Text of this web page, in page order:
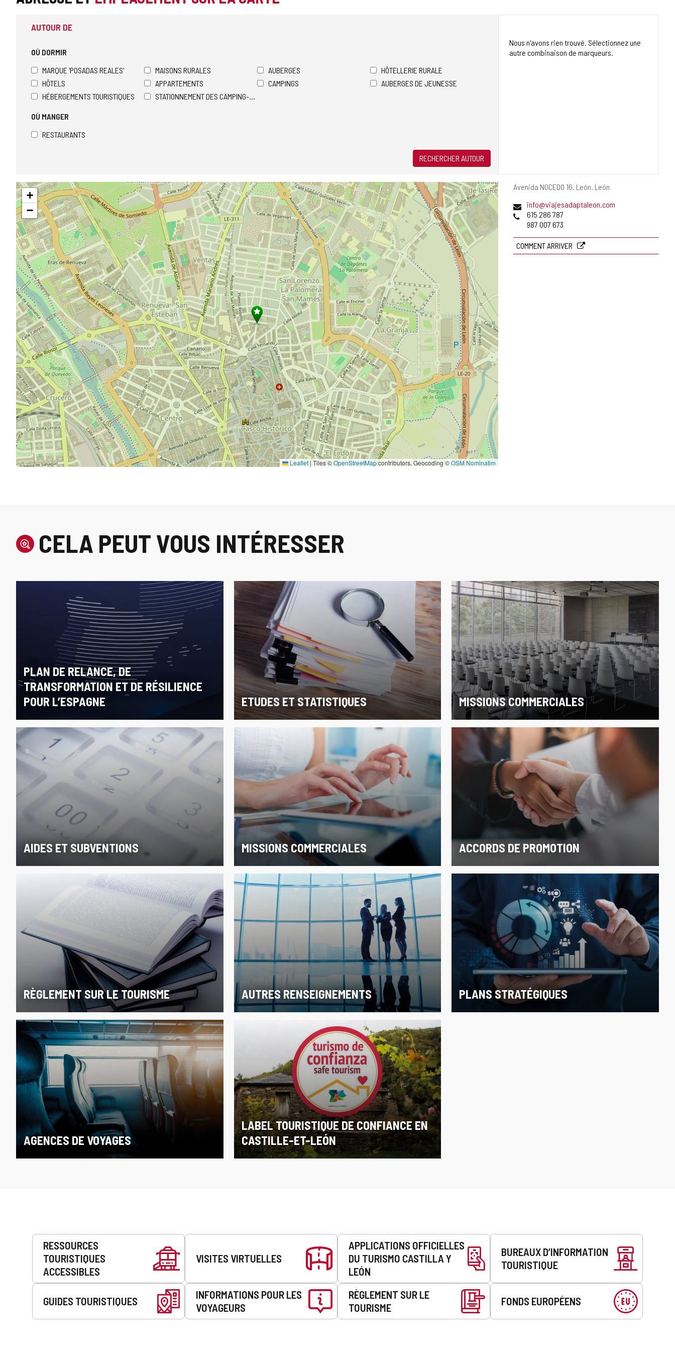
Adresse
Avenida NOCEDO 16. León. León
Adresse
de
courrier
info@viajesadaptaleon.com
Téléphones
615 286 787
987 007 673
COMMENT ARRIVER
AUTOUR DE
OÙ DORMIR
MARQUE 'POSADAS REALES'
MAISONS RURALES AUBERGES
HÔTELLERIE RURALE
HÔTELS
APPARTEMENTS CAMPINGS
AUBERGES DE JEUNESSE
HÉBERGEMENTS TOURISTIQUES
STATIONNEMENT DES CAMPING-CARS
OÙ MANGER
RESTAURANTS
RECHERCHER AUTOUR
Nous n'avons rien trouvé. Sélectionnez une
autre combinaison de marqueurs.
Sauter
la
carte
+
−
Leaflet | Tiles ©OpenStreetMapcontributors. Geocoding ©OSM Nominatim
CELA PEUT VOUS INTÉRESSER
PLAN DE RELANCE, DE
TRANSFORMATION ET DE RÉSILIENCE
POUR L’ESPAGNE
ETUDES ET STATISTIQUES MISSIONS COMMERCIALES
AIDES ET SUBVENTIONS MISSIONS COMMERCIALES ACCORDS DE PROMOTION
RÈGLEMENT SUR LE TOURISME AUTRES RENSEIGNEMENTS PLANS STRATÉGIQUES
AGENCES DE VOYAGES
LABEL TOURISTIQUE DE CONFIANCE EN
CASTILLE-ET-LEÓN
Prestations
RESSOURCES
TOURISTIQUES
ACCESSIBLES
VISITES VIRTUELLES
APPLICATIONS OFFICIELLES
DU TURISMO CASTILLA Y
LEÓN
BUREAUX D’INFORMATION
TOURISTIQUE
GUIDES TOURISTIQUES
INFORMATIONS POUR LES
VOYAGEURS
RÈGLEMENT SUR LE
TOURISME
FONDS EUROPÉENS